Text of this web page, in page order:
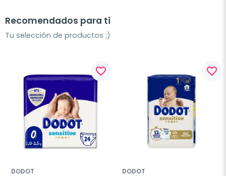
Recomendados para ti
Tu selección de productos ;)
favorite_border
DODOT
favorite_border
DODOT